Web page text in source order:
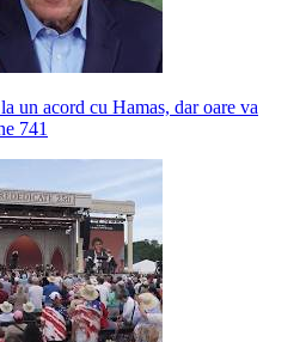
un acord cu Hamas, dar oare va
741